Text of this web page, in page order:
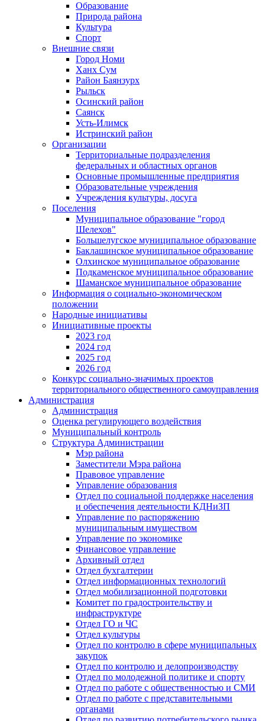
Образование
Природа района
Культура
Спорт
Внешние связи
Город Номи
Ханх Сум
Район Баянзурх
Рыльск
Осинский район
Саянск
Усть-Илимск
Истринский район
Организации
Территориальные подразделения
федеральных и областных органов
Основные промышленные предприятия
Образовательные учреждения
Учреждения культуры, досуга
Поселения
Муниципальное образование "город
Шелехов"
Большелугское муниципальное образование
Баклашинское муниципальное образование
Олхинское муниципальное образование
Подкаменское муниципальное образование
Шаманское муниципальное образование
Информация о социально-экономическом
положении
Народные инициативы
Инициативные проекты
2023 год
2024 год
2025 год
2026 год
Конкурс социально-значимых проектов
территориального общественного самоуправления
Администрация
Администрация
Оценка регулирующего воздействия
Муниципальный контроль
Структура Администрации
Мэр района
Заместители Мэра района
Правовое управление
Управление образования
Отдел по социальной поддержке населения
и обеспечения деятельности КДНиЗП
Управление по распоряжению
муниципальным имуществом
Управление по экономике
Финансовое управление
Архивный отдел
Отдел бухгалтерии
Отдел информационных технологий
Отдел мобилизационной подготовки
Комитет по градостроительству и
инфраструктуре
Отдел ГО и ЧС
Отдел культуры
Отдел по контролю в сфере муниципальных
закупок
Отдел по контролю и делопроизводству
Отдел по молодежной политике и спорту
Отдел по работе с общественностью и СМИ
Отдел по работе с представительными
органами